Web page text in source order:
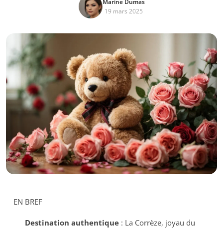
Marine Dumas
19 mars 2025
EN BREF
Destination authentique: La Corrèze, joyau du